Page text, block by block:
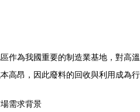
作為我國重要的制造業基地，對高
高昂，因此廢料的回收與利用成為
需求背景